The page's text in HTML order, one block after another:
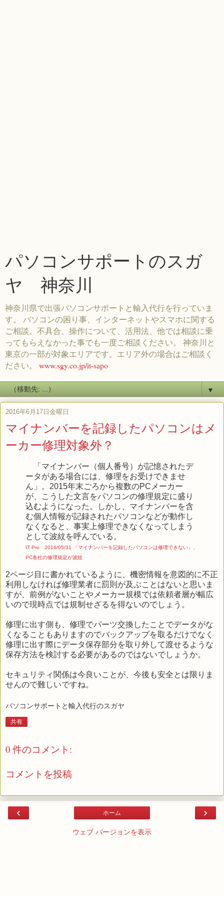
パソコンサポートのスガ
ヤ 神奈川
神奈川県で出張パソコンサポートと輸入代行を行っていま
す。 パソコンの困り事、インターネットやスマホに関する
ご相談。不具合、操作について、活用法、他では相談に乗
ってもらえなかった事でも一度ご相談ください。 神奈川と
東京の一部が対象エリアです。エリア外の場合はご相談く
ださい。 www.sgy.co.jp/it-sapo
▼
2016年6月17日金曜日
マイナンバーを記録したパソコンはメ
ーカー修理対象外？
「マイナンバー（個人番号）が記憶されたデ
ータがある場合には、修理をお受けできませ
ん」。2015年末ごろから複数のPCメーカー
が、こうした文言をパソコンの修理規定に盛り
込むようになった。しかし、マイナンバーを含
む個人情報が記録されたパソコンなどが動作し
なくなると、事実上修理できなくなってしまう
として波紋を呼んでいる。
IT Pro 2016/05/31 「マイナンバーを記録したパソコンは修理できない」、
PC各社の修理規定が波紋
2ページ目に書かれているように、機密情報を意図的に不正
利用しなければ修理業者に罰則が及ぶことはないと思いま
すが、前例がないことやメーカー規模では依頼者層が幅広
いので現時点では規制せざるを得ないのでしょう。
修理に出す側も、修理でパーツ交換したことでデータがな
くなることもありますのでバックアップを取るだけでなく
修理に出す際にデータ保存部分を取り外して渡せるような
保存方法を検討する必要があるのではないでしょうか。
セキュリティ関係は今良いことが、今後も安全とは限りま
せんので難しいですね。
パソコンサポートと輸入代行のスガヤ
共有
0 件のコメント:
コメントを投稿
‹ ›
ホーム
ウェブ バージョンを表示